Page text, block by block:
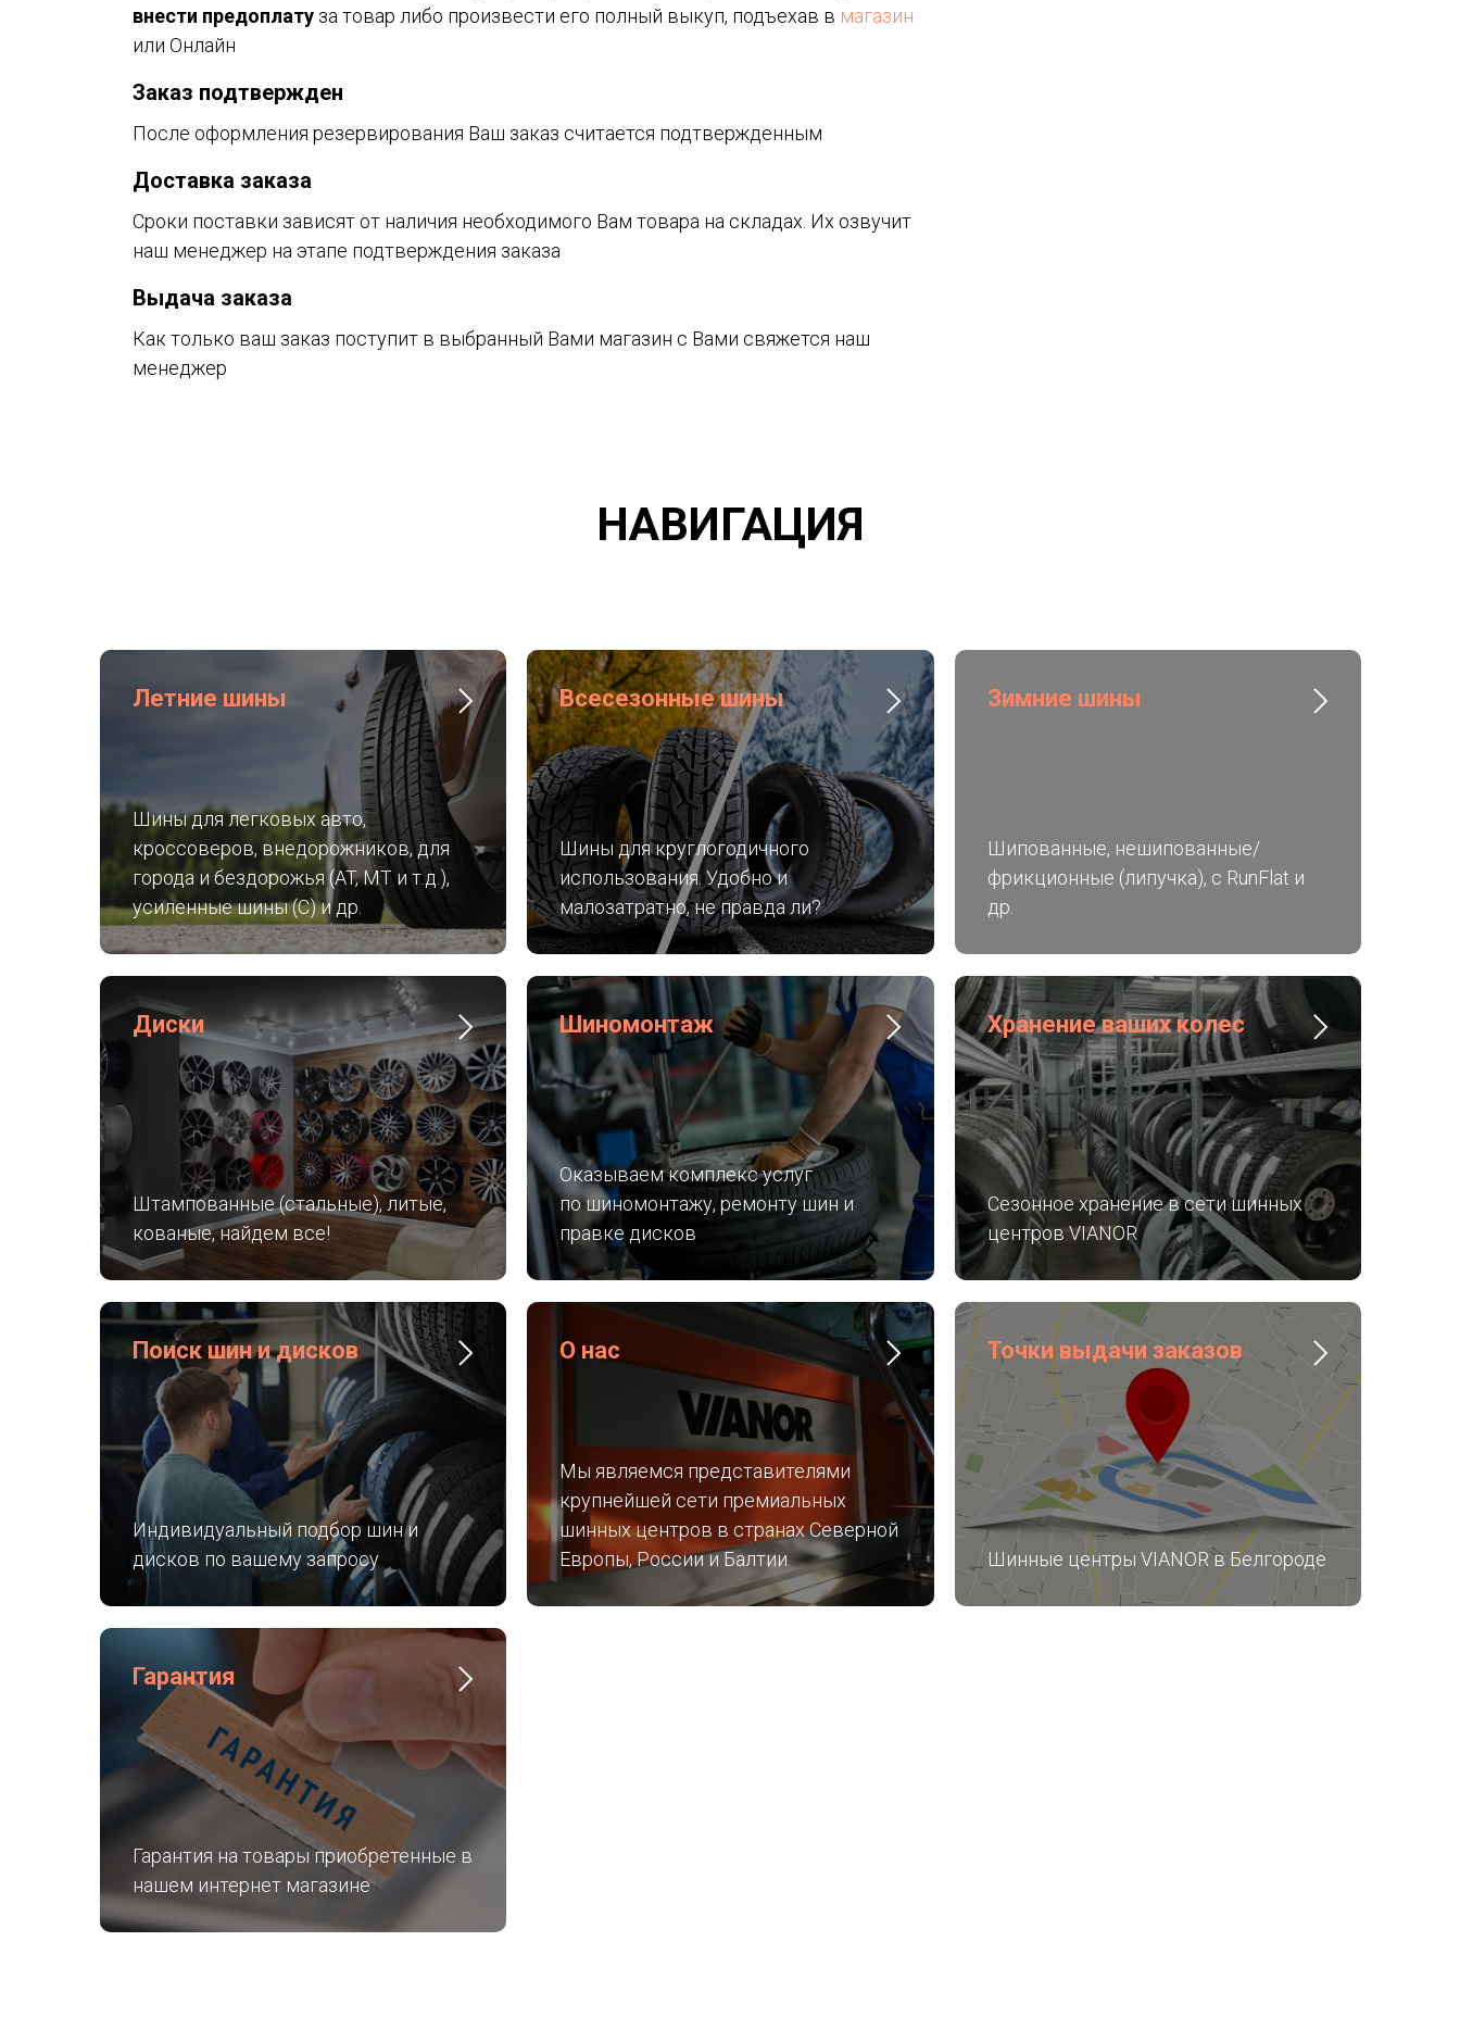
внести предоплату за товар либо произвести его полный выкуп, подъехав в магазин
или Онлайн
Заказ подтвержден
После оформления резервирования Ваш заказ считается подтвержденным
Доставка заказа
Сроки поставки зависят от наличия необходимого Вам товара на складах. Их озвучит
наш менеджер на этапе подтверждения заказа
Выдача заказа
Как только ваш заказ поступит в выбранный Вами магазин с Вами свяжется наш
менеджер
НАВИГАЦИЯ
Летние шины
Шины для легковых авто,
кроссоверов, внедорожников, для
города и бездорожья (AT, MT и т.д.),
усиленные шины (C) и др.
Всесезонные шины
Шины для круглогодичного
использования. Удобно и
малозатратно, не правда ли?
Зимние шины
Шипованные, нешипованные/
фрикционные (липучка), с RunFlat и
др.
Диски
Штампованные (стальные), литые,
кованые, найдем все!
Шиномонтаж
Оказываем комплекс услуг
по шиномонтажу, ремонту шин и
правке дисков
Хранение ваших колес
Сезонное хранение в сети шинных
центров VIANOR
Поиск шин и дисков
Индивидуальный подбор шин и
дисков по вашему запросу
О нас
Мы являемся представителями
крупнейшей сети премиальных
шинных центров в странах Северной
Европы, России и Балтии.
Точки выдачи заказов
Шинные центры VIANOR в Белгороде
Гарантия
Гарантия на товары приобретенные в
нашем интернет магазине